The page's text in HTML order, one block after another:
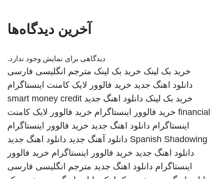
آخرین دیدگاه‌ها
دیدگاهی برای نمایش وجود ندارد.
خرید بک لینک خرید بک لینک مترجم انگلیسی فارسی
دانلود اهنگ جدید خرید فالوور لایک کامنت اینستاگرام
خرید بک لینک دانلود اهنگ جدید smart money credit
financial خرید فالوور اینستاگرام خرید فالوور لایک کامنت
اینستاگرام دانلود اهنگ جدید خرید فالوور اینستاگرام
Spanish Shadowing دانلود آهنگ جدید دانلود اهنگ جدید
دانلود اهنگ جدید خرید فالوور اینستاگرام خرید فالوور
اینستاگرام دانلود اهنگ جدید مترجم انگلیسی فارسی